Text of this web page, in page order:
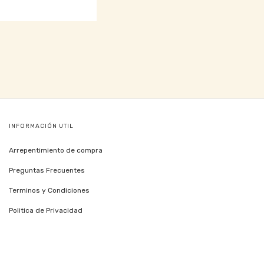
INFORMACIÓN UTIL
Arrepentimiento de compra
Preguntas Frecuentes
Terminos y Condiciones
Politica de Privacidad